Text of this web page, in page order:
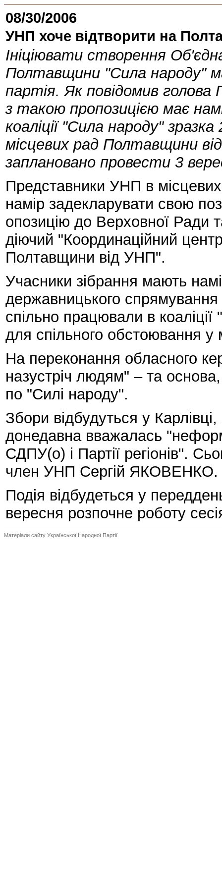
08/30/2006
УНП хоче відтворити на
Ініціювати створення
Полтавщини "Сила народу"
партія. Як повідомив
з такою пропозицією має
коаліції "Сила народу"
місцевих рад Полтавщини від
заплановано провести 3
Представники УНП в
намір задекларувати свою
опозицію до Верховної Ради
діючий "Координаційний
Полтавщини від УНП".
Учасники зібрання мають
державницького
спільно працювали в
для спільного обстоювання у
На переконання обласного
назустріч людям" – та
по "Силі народу".
Збори відбудуться у
донедавна вважалась
СДПУ(о) і Партії регіонів".
член УНП Сергій ЯКОВЕНКО.
Подія відбудеться у
вересня розпочне роботу
Матеріали сайту Української Народної Партії